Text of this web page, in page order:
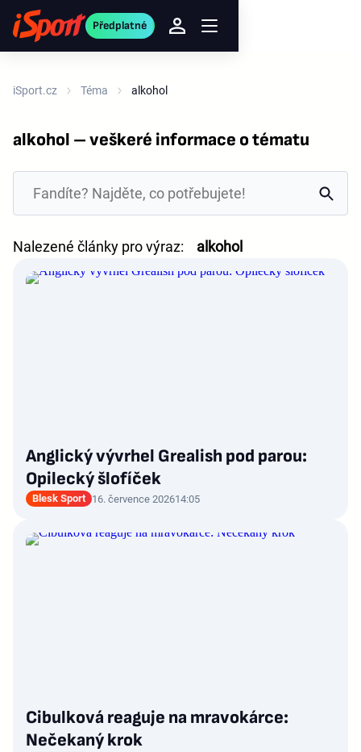
Předplatné
iSport.cz Téma alkohol
alkohol – veškeré informace o tématu
Nalezené články pro výraz: alkohol
Anglický vývrhel Grealish pod parou:
Opilecký šlofíček
Blesk Sport 16. července 202614:05
Cibulková reaguje na mravokárce:
Nečekaný krok